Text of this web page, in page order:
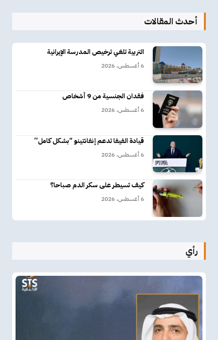
أحدث المقالات
التربية تلغي ترخيص المدرسة الإيرانية
6 أغسطس، 2026
فقدان الجنسية من 9 أشخاص
6 أغسطس، 2026
قيادة الفيفا تدعم إنفانتينو “بشكل كامل”
6 أغسطس، 2026
كيف تسيطر على سكر الدم صباحا؟
6 أغسطس، 2026
رأي